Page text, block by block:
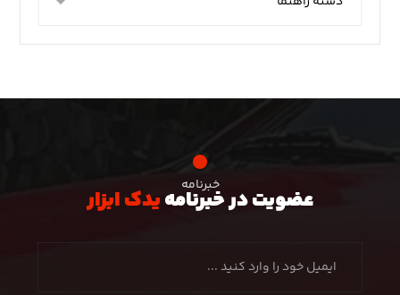
خبرنامه
عضویت در خبرنامهیدک ابزار